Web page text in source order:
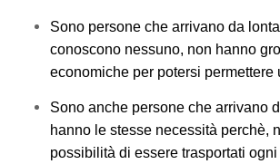
Sono persone che arrivano da
conoscono nessuno, non hanno
economiche per potersi permettere
Sono anche persone che arrivano
hanno le stesse necessità perchè,
possibilità di essere trasportati